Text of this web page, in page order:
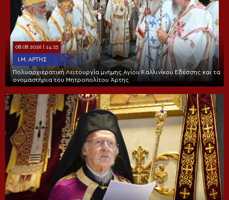
08.08.2026 | 14:55
Ι.Μ. ΆΡΤΗΣ
Πολυαρχιερατική Λειτουργία μνήμης Αγίου Καλλινίκου Εδέσσης και τα
ονομαστήρια του Μητροπολίτου Άρτης